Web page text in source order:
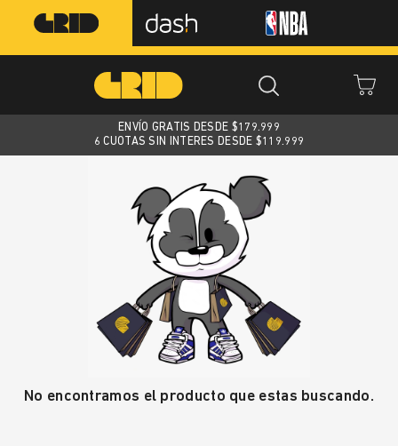
ENVÍO GRATIS DESDE $179.999
6 CUOTAS SIN INTERES DESDE $119.999
No encontramos el producto que estas buscando.